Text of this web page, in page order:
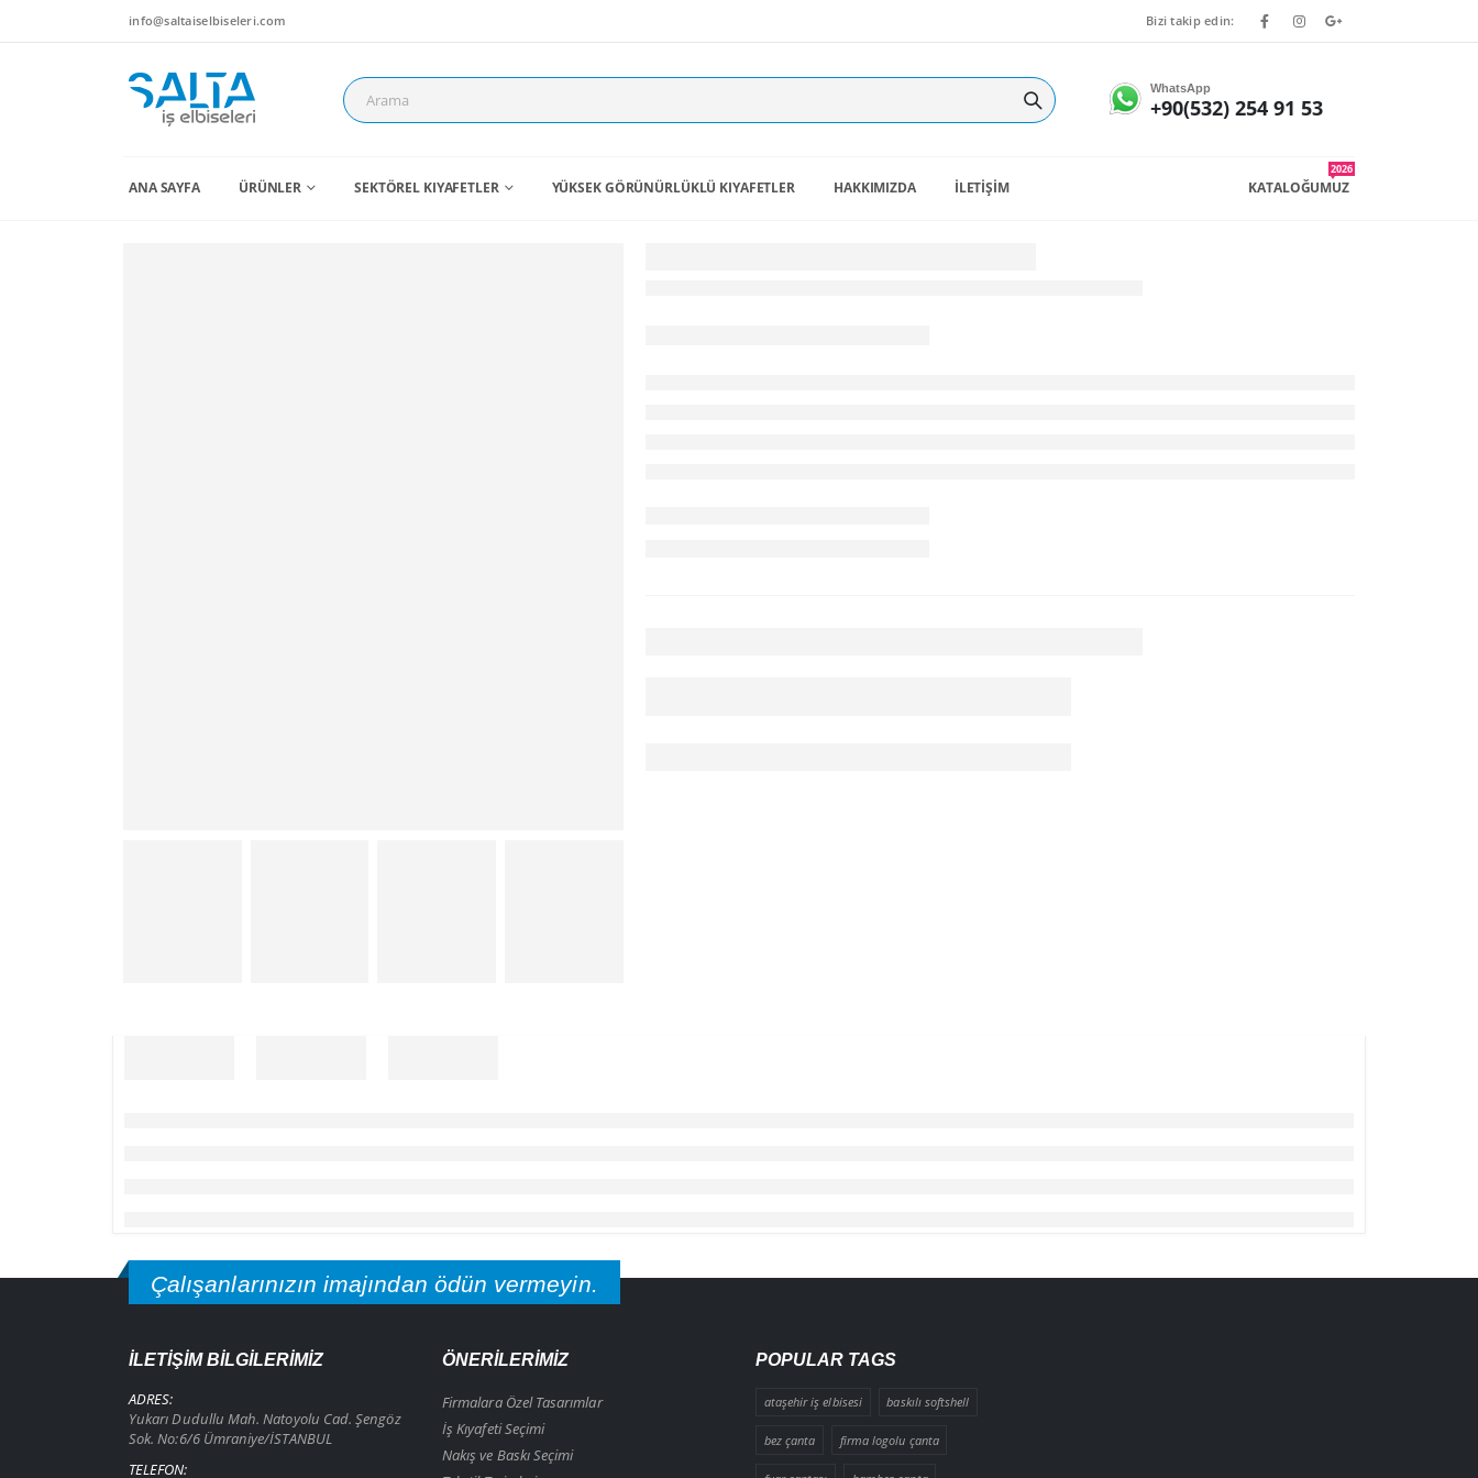
info@saltaiselbiseleri.com Bizi takip edin:
WhatsApp
+90(532) 254 91 53
ANA SAYFA ÜRÜNLER SEKTÖREL KIYAFETLER YÜKSEK GÖRÜNÜRLÜKLÜ KIYAFETLER HAKKIMIZDA İLETİŞİM KATALOĞUMUZ
2026
Çalışanlarınızın imajından ödün vermeyin.
İLETIŞIM BILGILERIMIZ
ADRES:
Yukarı Dudullu Mah. Natoyolu Cad. Şengöz
Sok. No:6/6 Ümraniye/İSTANBUL
TELEFON:
ÖNERİLERİMİZ
Firmalara Özel Tasarımlar
İş Kıyafeti Seçimi
Nakış ve Baskı Seçimi
POPULAR TAGS
ataşehir iş elbisesi baskılı softshell
bez çanta firma logolu çanta